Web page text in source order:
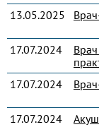
13.05.2025
17.07.2024
17.07.2024
17.07.2024